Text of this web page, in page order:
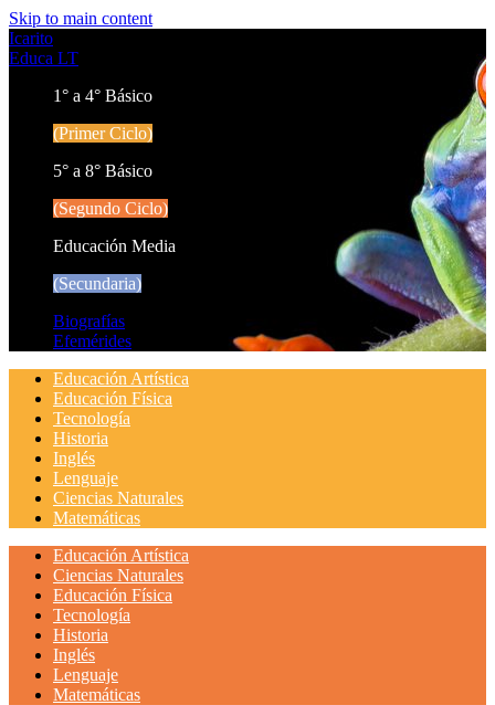
Skip to main content
Icarito
Educa LT
1° a 4° Básico
(Primer Ciclo)
5° a 8° Básico
(Segundo Ciclo)
Educación Media
(Secundaria)
Biografías
Efemérides
Educación Artística
Educación Física
Tecnología
Historia
Inglés
Lenguaje
Ciencias Naturales
Matemáticas
Educación Artística
Ciencias Naturales
Educación Física
Tecnología
Historia
Inglés
Lenguaje
Matemáticas